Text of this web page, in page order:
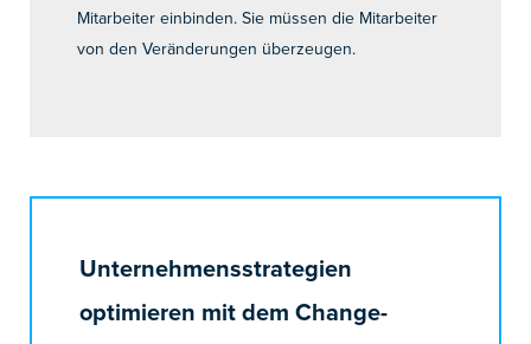
Mitarbeiter einbinden. Sie müssen die Mitarbeiter
von den Veränderungen überzeugen.
Unternehmensstrategien
optimieren mit dem Change-